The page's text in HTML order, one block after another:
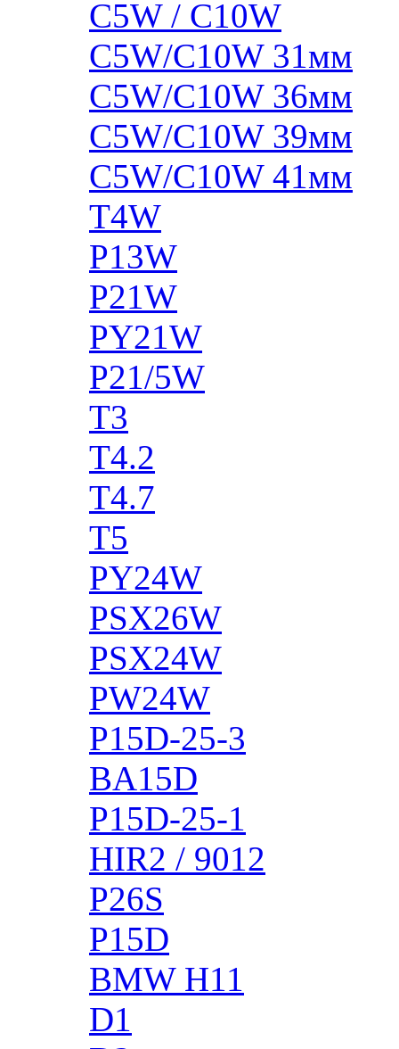
C5W / C10W
C5W/C10W 31мм
C5W/C10W 36мм
C5W/C10W 39мм
C5W/C10W 41мм
T4W
P13W
P21W
PY21W
P21/5W
T3
T4.2
T4.7
T5
PY24W
PSX26W
PSX24W
PW24W
P15D-25-3
BA15D
P15D-25-1
HIR2 / 9012
P26S
P15D
BMW H11
D1